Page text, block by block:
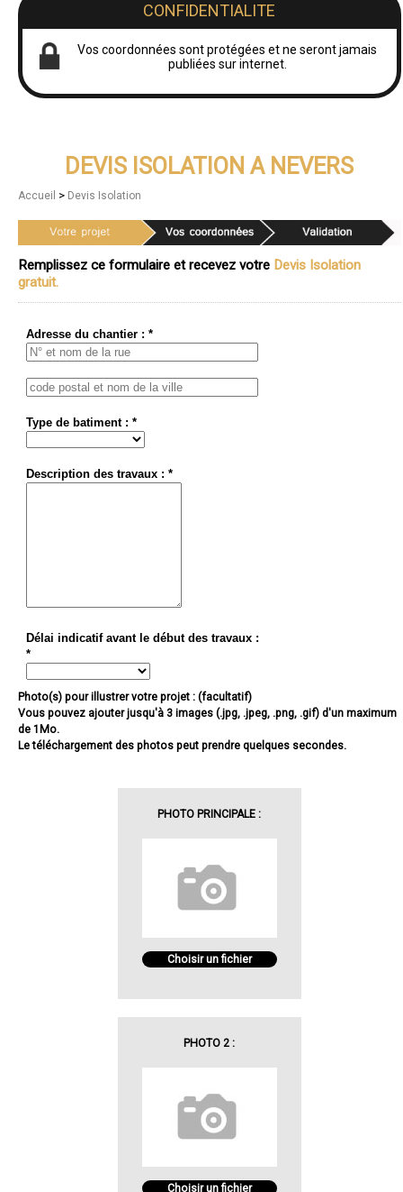
CONFIDENTIALITE
Vos coordonnées sont protégées et ne seront jamais
publiées sur internet.
DEVIS ISOLATION A NEVERS
Accueil > Devis Isolation
Remplissez ce formulaire et recevez votre Devis Isolation
gratuit.
Adresse du chantier : *
Type de batiment : *
Description des travaux : *
Délai indicatif avant le début des travaux :
*
Photo(s) pour illustrer votre projet : (facultatif)
Vous pouvez ajouter jusqu'à 3 images (.jpg, .jpeg, .png, .gif) d'un maximum
de 1Mo.
Le téléchargement des photos peut prendre quelques secondes.
PHOTO PRINCIPALE :
Choisir un fichier
PHOTO 2 :
Choisir un fichier